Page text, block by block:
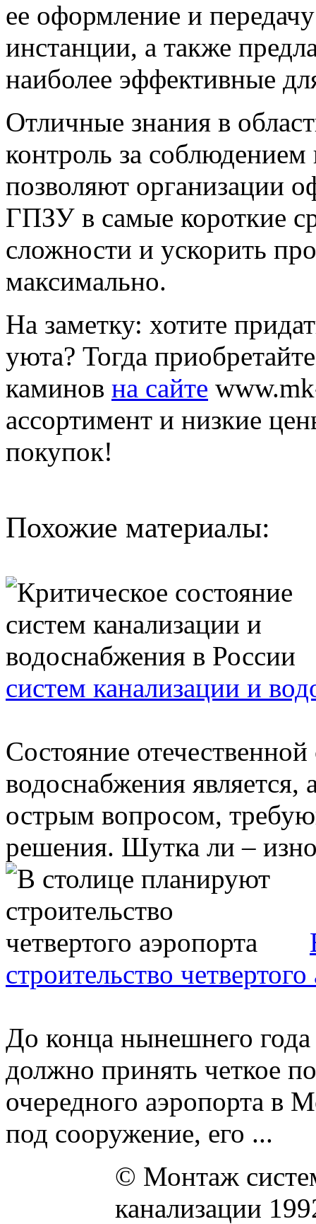
ее оформление и
инстанции, а также
наиболее эффективные
Отличные знания в
контроль за соблюдением
позволяют организации
ГПЗУ в самые короткие
сложности и ускорить
максимально.
На заметку: хотите
уюта? Тогда
каминов на сайте
ассортимент и низкие
покупок!
Похожие материалы:
систем канализации и
Состояние
водоснабжения
острым вопросом,
решения. Шутка ли –
строительство
До конца нынешнего года
должно принять четкое
очередного аэропорта в
под сооружение, его ...
© Монтаж
канализации